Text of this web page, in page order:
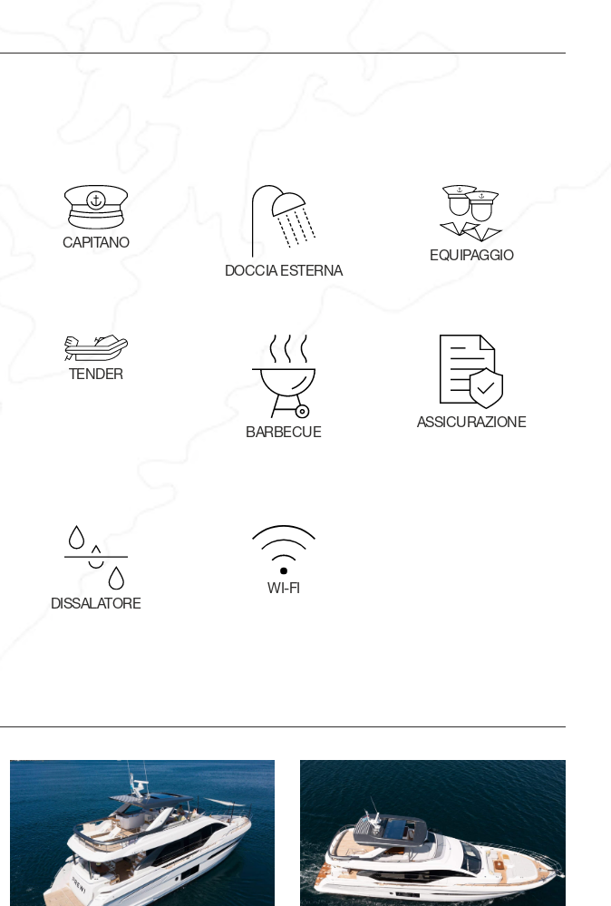
CAPITANO
DOCCIA ESTERNA
EQUIPAGGIO
TENDER
BARBECUE
ASSICURAZIONE
DISSALATORE
WI-FI